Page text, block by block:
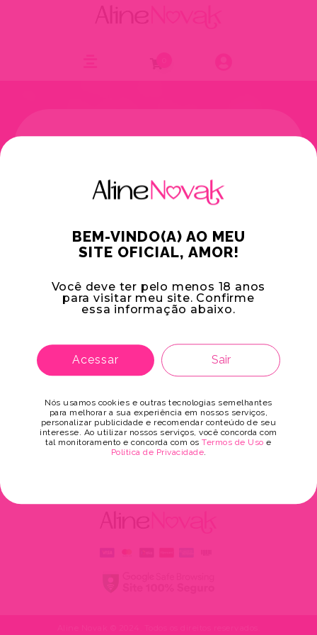
BEM-VINDO(A) AO MEU
SITE OFICIAL, AMOR!
Você deve ter pelo menos 18 anos
para visitar meu site. Confirme
essa informação abaixo.
Acessar Sair
Nós usamos cookies e outras tecnologias semelhantes
para melhorar a sua experiência em nossos serviços,
personalizar publicidade e recomendar conteúdo de seu
interesse. Ao utilizar nossos serviços, você concorda com
tal monitoramento e concorda com osTermos de Uso e
Política de Privacidade.
Ops!Essa área é para
Faça seu login ou crie sua conta grátis
para aproveitar todos os conteúdos exclusivos.
Entrar Criar conta grátis
Me lembrar
Recuperar Senha